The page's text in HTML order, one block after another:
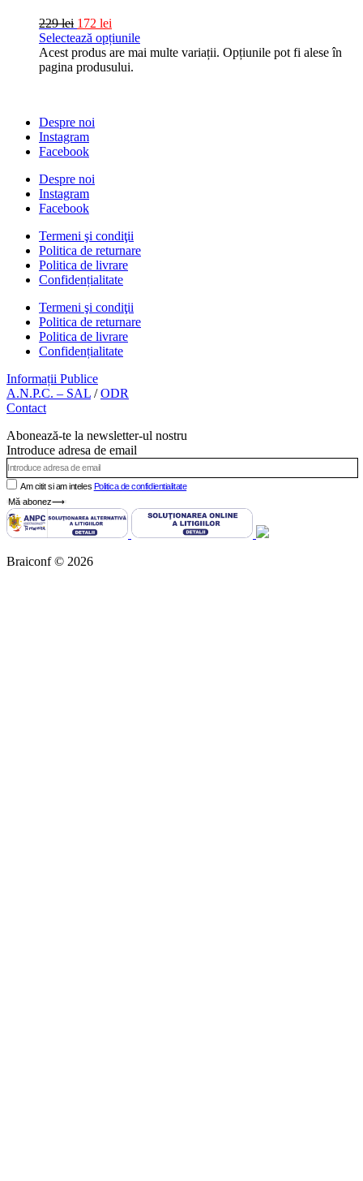
229lei 172 lei
Selectează opțiunile
Acest produs are mai multe variații. Opțiunile pot fi alese în
pagina produsului.
Despre noi
Instagram
Facebook
Despre noi
Instagram
Facebook
Termeni şi condiţii
Politica de returnare
Politica de livrare
Confidențialitate
Termeni şi condiţii
Politica de returnare
Politica de livrare
Confidențialitate
Informații Publice
A.N.P.C. – SAL /ODR
Contact
Abonează-te la newsletter-ul nostru
Introduce adresa de email
Am citit si am inteles Politica de confidientialitate
Mă abonez⟶
Braiconf © 2026